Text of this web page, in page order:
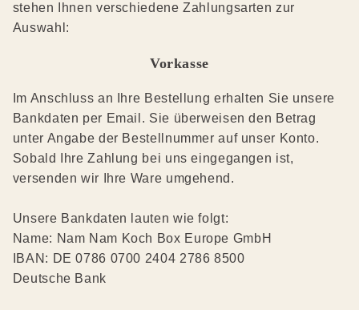
stehen Ihnen verschiedene Zahlungsarten zur
Auswahl:
Vorkasse
Im Anschluss an Ihre Bestellung erhalten Sie unsere
Bankdaten per Email. Sie überweisen den Betrag
unter Angabe der Bestellnummer auf unser Konto.
Sobald Ihre Zahlung bei uns eingegangen ist,
versenden wir Ihre Ware umgehend.
Unsere Bankdaten lauten wie folgt:
Name: Nam Nam Koch Box Europe GmbH
IBAN: DE 0786 0700 2404 2786 8500
Deutsche Bank